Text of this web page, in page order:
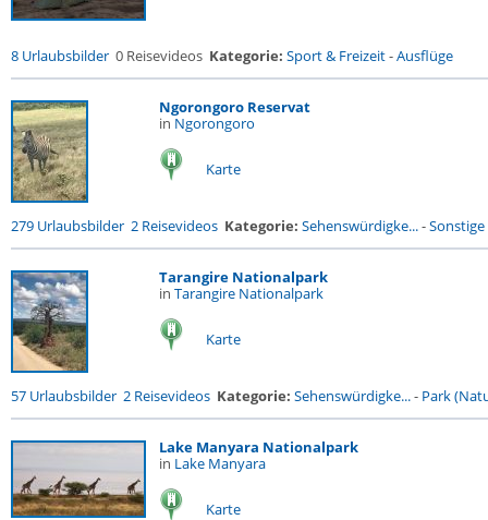
8 Urlaubsbilder 0 Reisevideos Kategorie: Sport & Freizeit-Ausflüge
Ngorongoro Reservat
in Ngorongoro
Karte
279 Urlaubsbilder 2 Reisevideos Kategorie: Sehenswürdigke...-Sonstige
Tarangire Nationalpark
in Tarangire Nationalpark
Karte
57 Urlaubsbilder 2 Reisevideos Kategorie: Sehenswürdigke...- Park
Lake Manyara Nationalpark
in Lake Manyara
Karte